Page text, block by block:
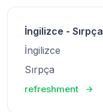
İngilizce - Sırpça
İngilizce
Sırpça
refreshment